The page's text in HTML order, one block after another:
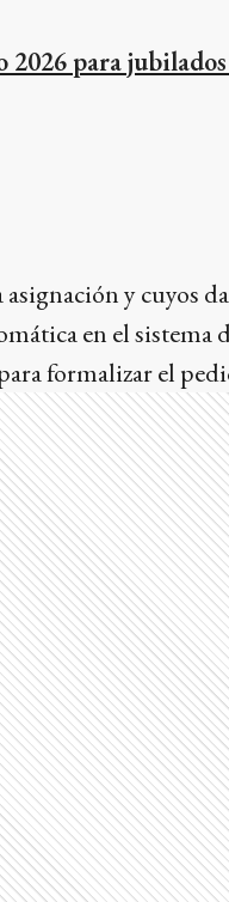
2026 para
y cuyos
en el sistema
formalizar el